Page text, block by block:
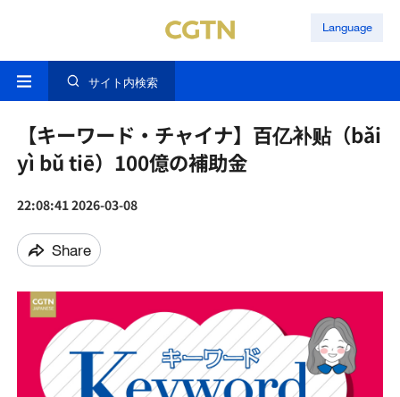
Language
サイト内検索
【キーワード・チャイナ】百亿补贴（bǎi
yì bǔ tiē）100億の補助金
22:08:41 2026-03-08
Share